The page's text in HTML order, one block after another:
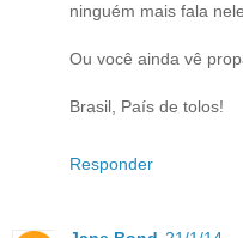
ninguém mais fala
Ou você ainda vê
Brasil, País de tolos!
Responder